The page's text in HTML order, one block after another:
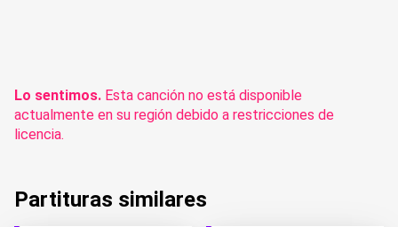
Lo sentimos. Esta canción no está disponible
actualmente en su región debido a restricciones de
licencia.
Partituras similares